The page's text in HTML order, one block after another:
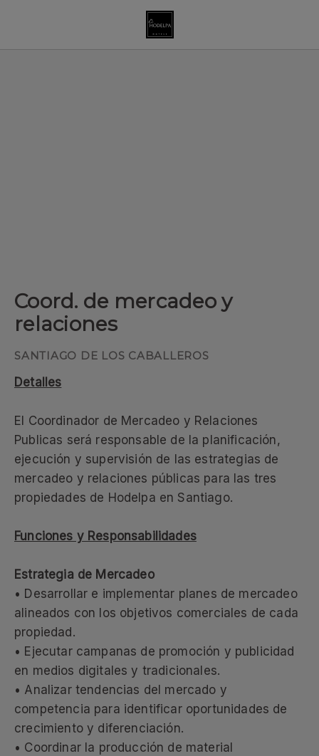
Coord. de mercadeo y
relaciones
SANTIAGO DE LOS CABALLEROS
Detalles
El Coordinador de Mercadeo y Relaciones
Publicas será responsable de la planificación,
ejecución y supervisión de las estrategias de
mercadeo y relaciones públicas para las tres
propiedades de Hodelpa en Santiago.
Funciones y Responsabilidades
Estrategia de Mercadeo
• Desarrollar e implementar planes de mercadeo
alineados con los objetivos comerciales de cada
propiedad.
• Ejecutar campanas de promoción y publicidad
en medios digitales y tradicionales.
• Analizar tendencias del mercado y
competencia para identificar oportunidades de
crecimiento y diferenciación.
• Coordinar la producción de material